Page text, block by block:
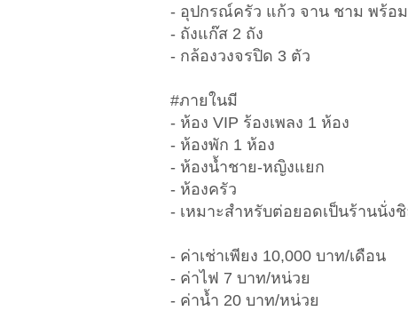
- อุปกรณ์ครัว แก้ว จาน ชาม พร้อ
- ถังแก๊ส 2 ถัง
- กล้องวงจรปิด 3 ตัว
#ภายในมี
- ห้อง VIP ร้องเพลง 1 ห้อง
- ห้องพัก 1 ห้อง
- ห้องน้ำชาย-หญิงแยก
- ห้องครัว
- เหมาะสำหรับต่อยอดเป็นร้านนั่ง
- ค่าเช่าเพียง 10,000 บาท/เดือน
- ค่าไฟ 7 บาท/หน่วย
- ค่าน้ำ 20 บาท/หน่วย